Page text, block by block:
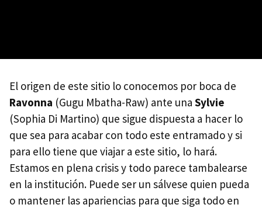
El origen de este sitio lo conocemos por boca de
Ravonna (Gugu Mbatha-Raw) ante una Sylvie
(Sophia Di Martino) que sigue dispuesta a hacer lo
que sea para acabar con todo este entramado y si
para ello tiene que viajar a este sitio, lo hará.
Estamos en plena crisis y todo parece tambalearse
en la institución. Puede ser un sálvese quien pueda
o mantener las apariencias para que siga todo en